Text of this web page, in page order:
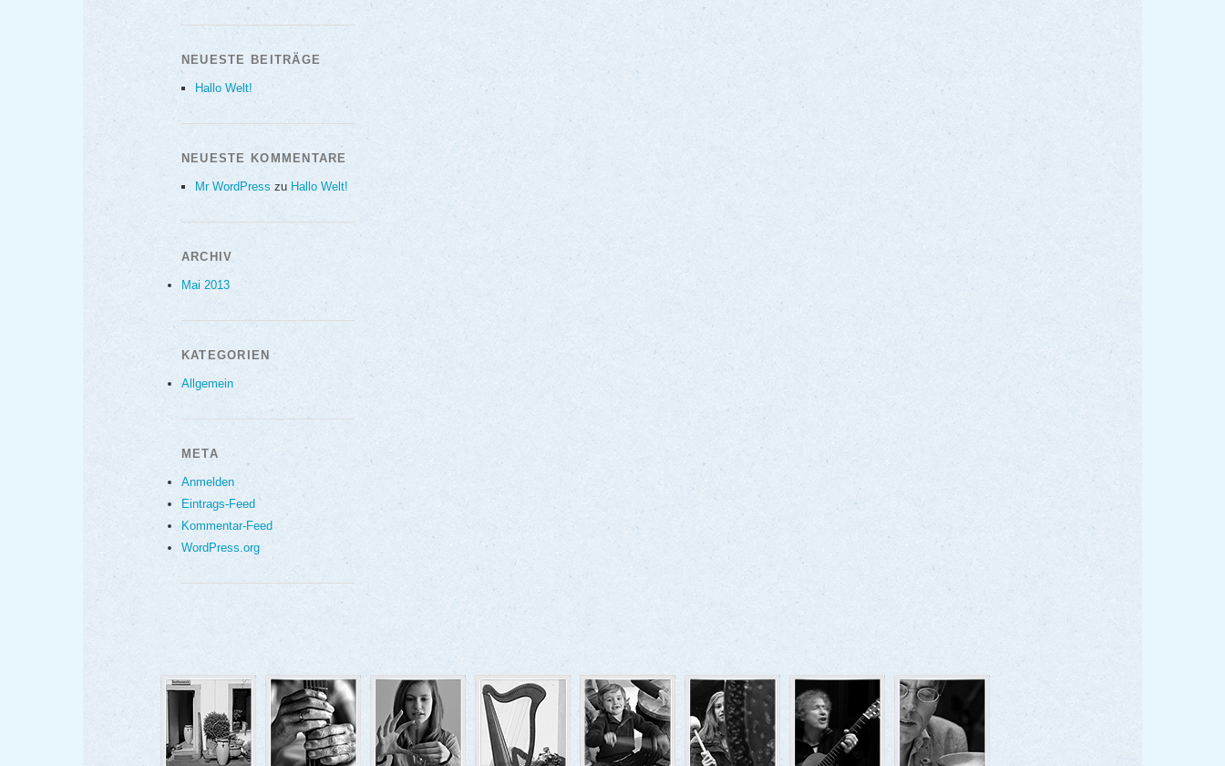
NEUESTE BEITRÄGE
Hallo Welt!
NEUESTE KOMMENTARE
Mr WordPress zu Hallo Welt!
ARCHIV
Mai 2013
KATEGORIEN
Allgemein
META
Anmelden
Eintrags-Feed
Kommentar-Feed
WordPress.org